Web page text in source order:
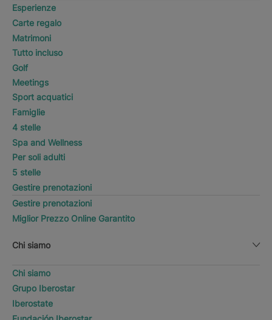
Esperienze
Carte regalo
Matrimoni
Tutto incluso
Golf
Meetings
Sport acquatici
Famiglie
4 stelle
Spa and Wellness
Per soli adulti
5 stelle
Gestire prenotazioni
Gestire prenotazioni
Miglior Prezzo Online Garantito
Chi siamo
Chi siamo
Grupo Iberostar
Iberostate